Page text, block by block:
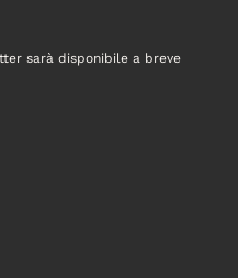
sarà disponibile a breve